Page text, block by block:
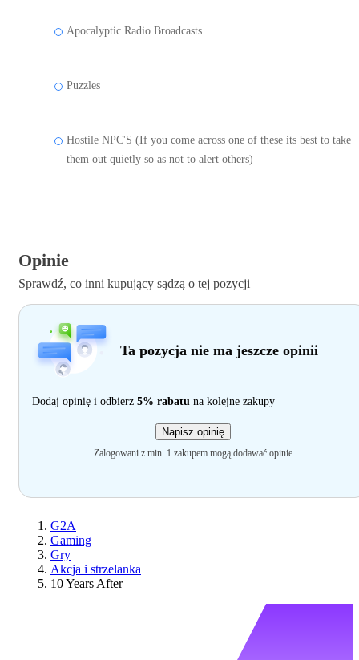
Apocalyptic Radio Broadcasts
Puzzles
Hostile NPC'S (If you come across one of these its best to take
them out quietly so as not to alert others)
Opinie
Sprawdź, co inni kupujący sądzą o tej pozycji
Ta pozycja nie ma jeszcze opinii
Dodaj opinię i odbierz 5% rabatu na kolejne zakupy
Napisz opinię
Zalogowani z min. 1 zakupem mogą dodawać opinie
G2A
Gaming
Gry
Akcja i strzelanka
10 Years After